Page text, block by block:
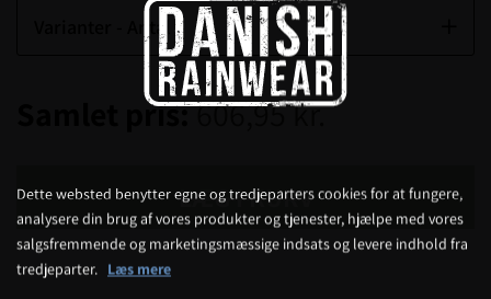
Varianter - Antal
Samlet pris:606,95 kr.
LÆG I KURV
Dette websted benytter egne og tredjeparters cookies for at fungere,
analysere din brug af vores produkter og tjenester, hjælpe med vores
salgsfremmende og marketingsmæssige indsats og levere indhold fra
tredjeparter. Læs mere